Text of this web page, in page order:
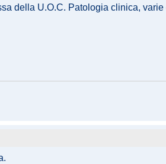
della U.O.C. Patologia clinica,